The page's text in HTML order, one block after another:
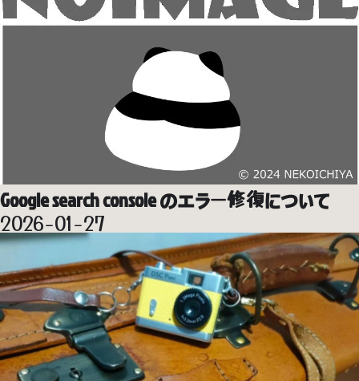
Google search console のエラー修復について
2026-01-27